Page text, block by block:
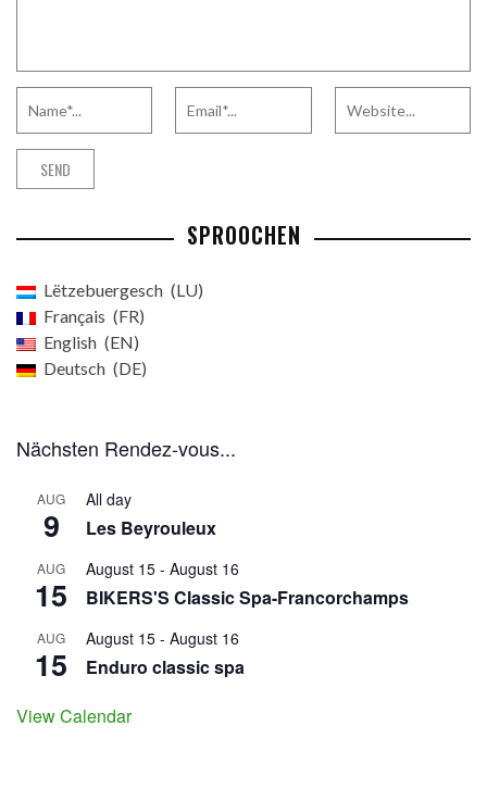
SPROOCHEN
Lëtzebuergesch
LU
Français
FR
English
EN
Deutsch
DE
Nächsten Rendez-vous...
AUG
9
All day
Les Beyrouleux
AUG
15
August 15 - August 16
BIKERS'S Classic Spa-Francorchamps
AUG
15
August 15 - August 16
Enduro classic spa
View Calendar